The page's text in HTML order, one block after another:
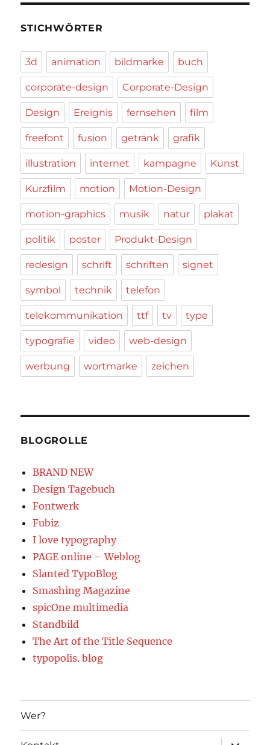
STICHWÖRTER
3d animation bildmarke buch
corporate-design Corporate-Design
Design Ereignis fernsehen film
freefont fusion getränk grafik
illustration internet kampagne Kunst
Kurzfilm motion Motion-Design
motion-graphics musik natur plakat
politik poster Produkt-Design
redesign schrift schriften signet
symbol technik telefon
telekommunikation ttf tv type
typografie video web-design
werbung wortmarke zeichen
BLOGROLLE
BRAND NEW
Design Tagebuch
Fontwerk
Fubiz
I love typography
PAGE online – Weblog
Slanted TypoBlog
Smashing Magazine
spicOne multimedia
Standbild
The Art of the Title Sequence
typopolis. blog
Wer?